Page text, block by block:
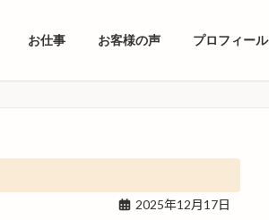
お仕事 お客様の声 プロフィール
2025年12月17日